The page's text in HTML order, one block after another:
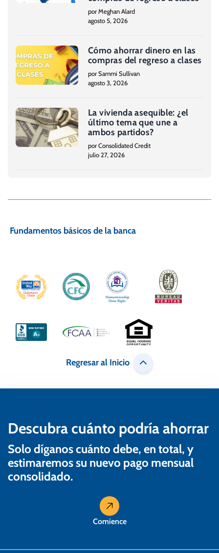
por Meghan Alard
agosto 5, 2026
Cómo ahorrar dinero en las
compras del regreso a clases
por Sammi Sullivan
agosto 3, 2026
La vivienda asequible: ¿el
último tema que une a
ambos partidos?
por Consolidated Credit
julio 27, 2026
a
d
e
n
t
r
Fundamentos básicos de la banca
Regresar al Inicio
Descubra cuánto podría ahorrar
Solo díganos cuánto debe, en total, y
estimaremos su nuevo pago mensual
consolidado.
Comience